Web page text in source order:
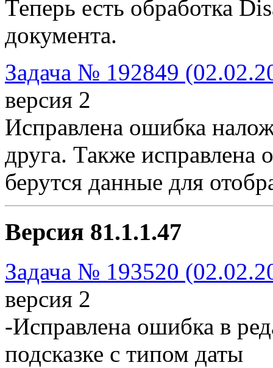
Теперь есть обработка
документа.
Задача № 192849
версия 2
Исправлена ошибка
друга. Также исправлена
берутся данные для
Версия 81.1.1.47
Задача № 193520
версия 2
-Исправлена ошибка в
подсказке с типом даты